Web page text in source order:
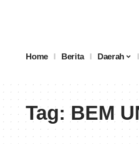
Home Berita Daerah
Tag:BEM